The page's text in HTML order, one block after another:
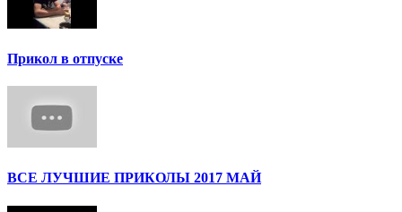
Прикол в отпуске
ВСЕ ЛУЧШИЕ ПРИКОЛЫ 2017 МАЙ